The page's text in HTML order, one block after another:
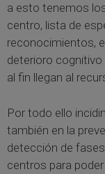
a esto tenemos
centro, lista de
reconocimientos,
deterioro
al fin llegan al
Por todo ello
también en la
detección de
centros para